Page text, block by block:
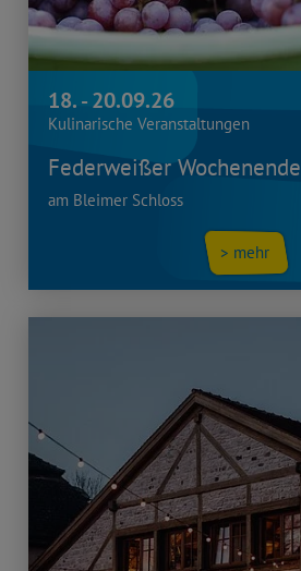
18. - 20.09.26
Kulinarische Veranstaltungen
Federweißer Wochenende
am Bleimer Schloss
> mehr